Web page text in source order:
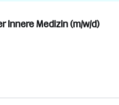
Medizin (m/w/d)